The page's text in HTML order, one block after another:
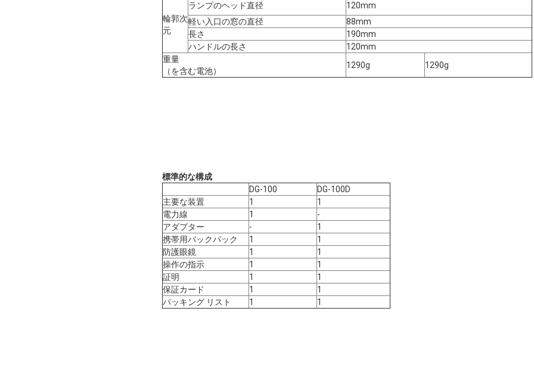
輪郭次
元
ランプのヘッド直径
120mm
軽い入口の窓の直径
88mm
長さ
190mm
ハンドルの長さ
120mm
重量
（を含む電池）
1290g 1290g
標準的な構成
DG-100
DG-100D
主要な装置
1
1
電力線
1
-
アダプター
-
1
携帯用バックパック
1
1
防護眼鏡
1
1
操作の指示
1
1
証明
1
1
保証カード
1
1
パッキング リスト
1 1